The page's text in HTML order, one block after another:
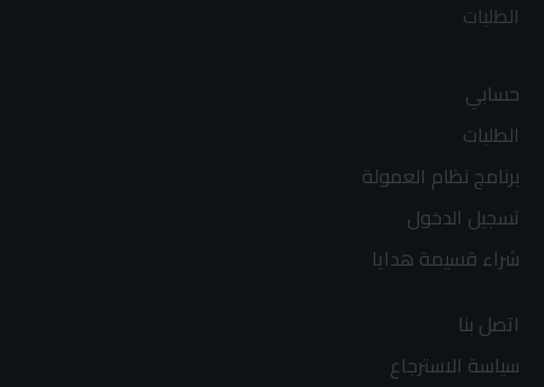
الطلبات
حسابي
الطلبات
برنامج نظام العمولة
تسجيل الدخول
شراء قسيمة هدايا
اتصل بنا
سياسة الاسترجاع